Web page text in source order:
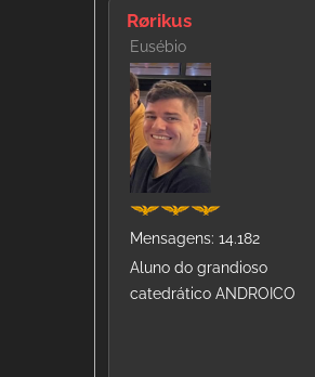
Rørikus
Eusébio
Mensagens: 14.182
Aluno do grandioso
catedrático ANDROICO